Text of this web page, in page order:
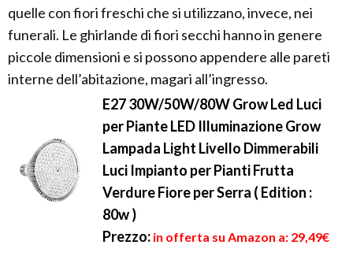
quelle con fiori freschi che si utilizzano, invece, nei
funerali. Le ghirlande di fiori secchi hanno in genere
piccole dimensioni e si possono appendere alle pareti
interne dell’abitazione, magari all’ingresso.
E27 30W/50W/80W Grow Led Luci
per Piante LED Illuminazione Grow
Lampada Light Livello Dimmerabili
Luci Impianto per Pianti Frutta
Verdure Fiore per Serra ( Edition :
80w )
Prezzo: in offerta su Amazon a: 29,49€